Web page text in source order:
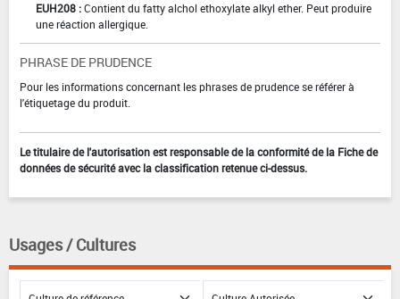
EUH208 :Contient du fatty alchol ethoxylate alkyl ether. Peut produire
une réaction allergique.
PHRASE DE PRUDENCE
Pour les informations concernant les phrases de prudence se référer à
l'étiquetage du produit.
Le titulaire de l'autorisation est responsable de la conformité de la Fiche de
données de sécurité avec la classification retenue ci-dessus.
Usages / Cultures